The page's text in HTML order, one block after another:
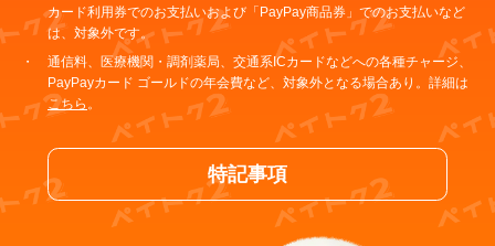
カード利用券でのお支払いおよび「PayPay商品券」でのお支払いなど
は、対象外です。
通信料、医療機関・調剤薬局、交通系ICカードなどへの各種チャージ、
PayPayカード ゴールドの年会費など、対象外となる場合あり。詳細は
こちら 。
特記事項